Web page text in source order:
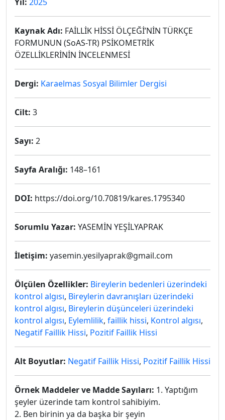
Kaynak Adı: FAİLLİK HİSSİ ÖLÇEĞİ’NİN TÜRKÇE
FORMUNUN (SoAS-TR) PSİKOMETRİK
ÖZELLİKLERİNİN İNCELENMESİ
Dergi: Karaelmas Sosyal Bilimler Dergisi
Cilt: 3
Sayı: 2
Sayfa Aralığı: 148–161
DOI: https://doi.org/10.70819/kares.1795340
Sorumlu Yazar: YASEMİN YEŞİLYAPRAK
İletişim: yasemin.yesilyaprak@gmail.com
Ölçülen Özellikler: Bireylerin bedenleri üzerindeki
kontrol algısı, Bireylerin davranışları üzerindeki
kontrol algısı, Bireylerin düşünceleri üzerindeki
kontrol algısı, Eylemlilik, faillik hissi, Kontrol algısı,
Negatif Faillik Hissi, Pozitif Faillik Hissi
Alt Boyutlar: Negatif Faillik Hissi, Pozitif Faillik Hissi
Örnek Maddeler ve Madde Sayıları: 1. Yaptığım
şeyler üzerinde tam kontrol sahibiyim.
2. Ben birinin ya da başka bir şeyin